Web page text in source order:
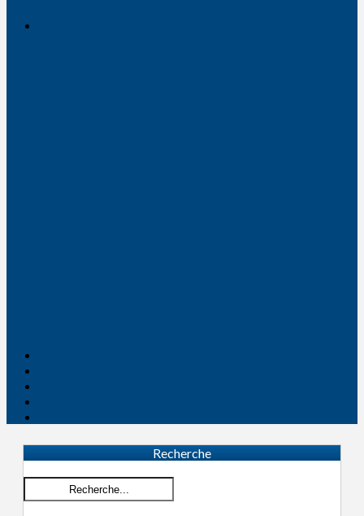
Recherche